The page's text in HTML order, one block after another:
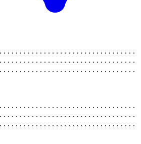
. . . . . . . . . . . . . . . . . . . . . . . . . . . . . . . . .
. . . . . . . . . . . . . . . . . . . . . . . . . . . . . . . . .
. . . . . . . . . . . . . . . . . . . . . . . . . . . . . . . . .
. . . . . . . . . . . . . . . . . . . . . . . . . . . . . . . . .
. . . . . . . . . . . . . . . . . . . . . . . . . . . . . . . . .
. . . . . . . . . . . . . . . . . . . . . . . . . . . . . . . . .